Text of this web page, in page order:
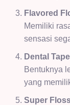
Flavored
Memiliki
sensasi
Dental
Bentuknya
yang
Super